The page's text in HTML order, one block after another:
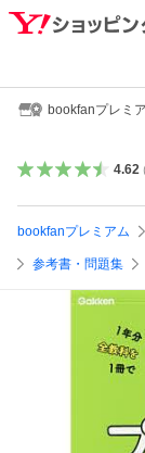
bookfanプレミ
4.62（
bookfanプレミアム
参考書・問題集